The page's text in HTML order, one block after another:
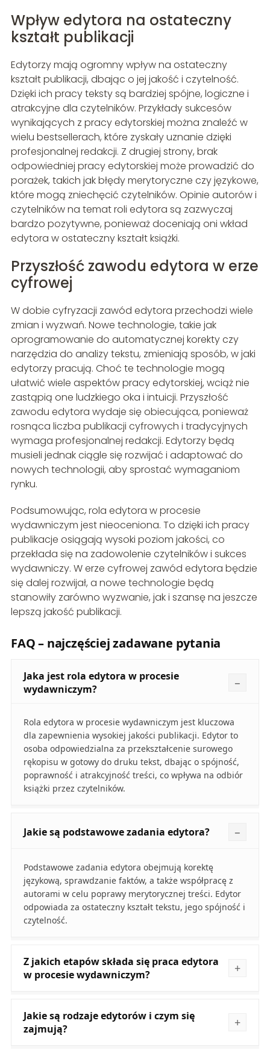
Wpływ edytora na ostateczny
kształt publikacji
Edytorzy mają ogromny wpływ na ostateczny
kształt publikacji, dbając o jej jakość i czytelność.
Dzięki ich pracy teksty są bardziej spójne, logiczne i
atrakcyjne dla czytelników. Przykłady sukcesów
wynikających z pracy edytorskiej można znaleźć w
wielu bestsellerach, które zyskały uznanie dzięki
profesjonalnej redakcji. Z drugiej strony, brak
odpowiedniej pracy edytorskiej może prowadzić do
porażek, takich jak błędy merytoryczne czy językowe,
które mogą zniechęcić czytelników. Opinie autorów i
czytelników na temat roli edytora są zazwyczaj
bardzo pozytywne, ponieważ doceniają oni wkład
edytora w ostateczny kształt książki.
Przyszłość zawodu edytora w erze
cyfrowej
W dobie cyfryzacji zawód edytora przechodzi wiele
zmian i wyzwań. Nowe technologie, takie jak
oprogramowanie do automatycznej korekty czy
narzędzia do analizy tekstu, zmieniają sposób, w jaki
edytorzy pracują. Choć te technologie mogą
ułatwić wiele aspektów pracy edytorskiej, wciąż nie
zastąpią one ludzkiego oka i intuicji. Przyszłość
zawodu edytora wydaje się obiecująca, ponieważ
rosnąca liczba publikacji cyfrowych i tradycyjnych
wymaga profesjonalnej redakcji. Edytorzy będą
musieli jednak ciągle się rozwijać i adaptować do
nowych technologii, aby sprostać wymaganiom
rynku.
Podsumowując, rola edytora w procesie
wydawniczym jest nieoceniona. To dzięki ich pracy
publikacje osiągają wysoki poziom jakości, co
przekłada się na zadowolenie czytelników i sukces
wydawniczy. W erze cyfrowej zawód edytora będzie
się dalej rozwijał, a nowe technologie będą
stanowiły zarówno wyzwanie, jak i szansę na jeszcze
lepszą jakość publikacji.
FAQ – najczęściej zadawane pytania
Jaka jest rola edytora w procesie
wydawniczym?
Rola edytora w procesie wydawniczym jest kluczowa
dla zapewnienia wysokiej jakości publikacji. Edytor to
osoba odpowiedzialna za przekształcenie surowego
rękopisu w gotowy do druku tekst, dbając o spójność,
poprawność i atrakcyjność treści, co wpływa na odbiór
książki przez czytelników.
Jakie są podstawowe zadania edytora?
Podstawowe zadania edytora obejmują korektę
językową, sprawdzanie faktów, a także współpracę z
autorami w celu poprawy merytorycznej treści. Edytor
odpowiada za ostateczny kształt tekstu, jego spójność i
czytelność.
Z jakich etapów składa się praca edytora
w procesie wydawniczym?
Jakie są rodzaje edytorów i czym się
zajmują?